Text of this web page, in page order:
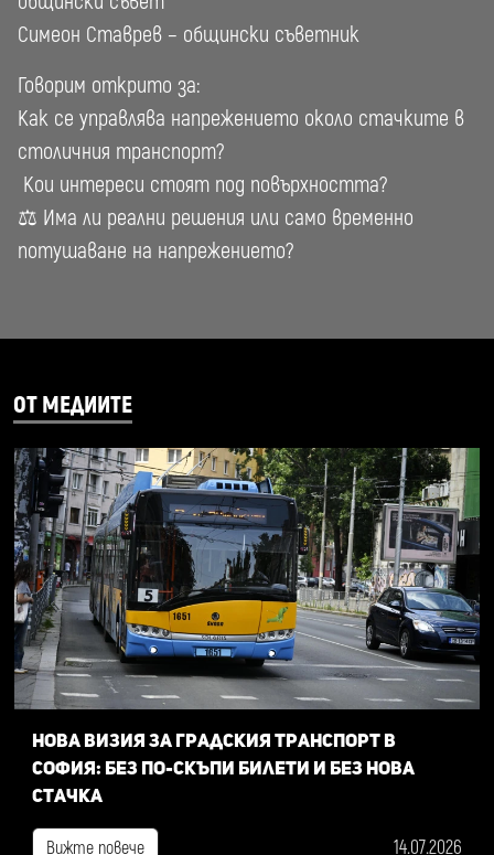
Симеон Ставрев – общински съветник
Говорим открито за:
Как се управлява напрежението около стачките в
столичния транспорт?
️ Кои интереси стоят под повърхността?
⚖️ Има ли реални решения или само временно
потушаване на напрежението?
ОТ МЕДИИТЕ
Нова визия за градския транспорт в
София: Без по-скъпи билети и без нова
стачка
Вижте повече 14.07.2026